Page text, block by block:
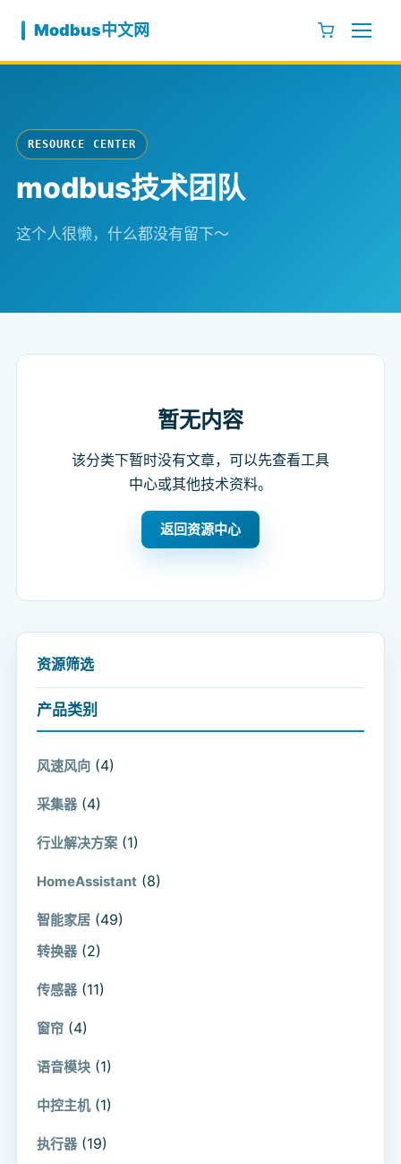
Modbus中文网
RESOURCE CENTER
modbus技术团队
这个人很懒，什么都没有留下～
暂无内容
该分类下暂时没有文章，可以先查看工具
中心或其他技术资料。
返回资源中心
资源筛选
产品类别
风速风向 (4)
采集器 (4)
行业解决方案 (1)
HomeAssistant (8)
智能家居 (49)
转换器 (2)
传感器 (11)
窗帘 (4)
语音模块 (1)
中控主机 (1)
执行器 (19)